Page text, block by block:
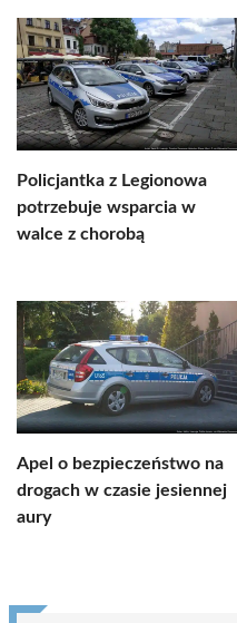
Policjantka z Legionowa
potrzebuje wsparcia w
walce z chorobą
Apel o bezpieczeństwo na
drogach w czasie jesiennej
aury